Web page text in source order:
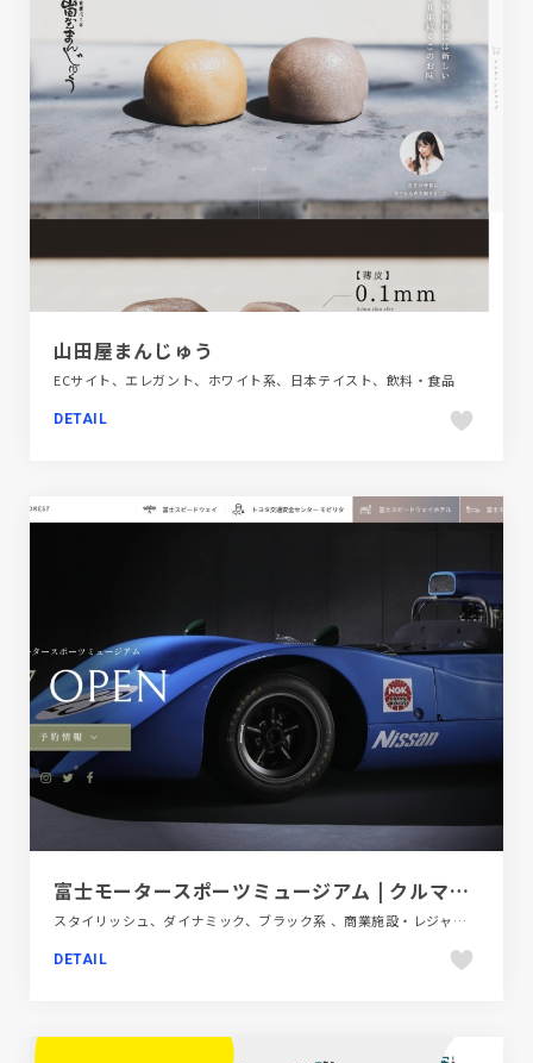
山田屋まんじゅう
ECサイト、エレガント、ホワイト系、日本テイスト、飲料・食品
DETAIL
富士モータースポーツミュージアム | クルマを鍛え、進化させた、熱い歴史をたどる博物館
スタイリッシュ、ダイナミック、ブラック系 、商業施設・レジャー、大きめ写真、施設・店舗サイト、自動車・乗り物・交通
DETAIL